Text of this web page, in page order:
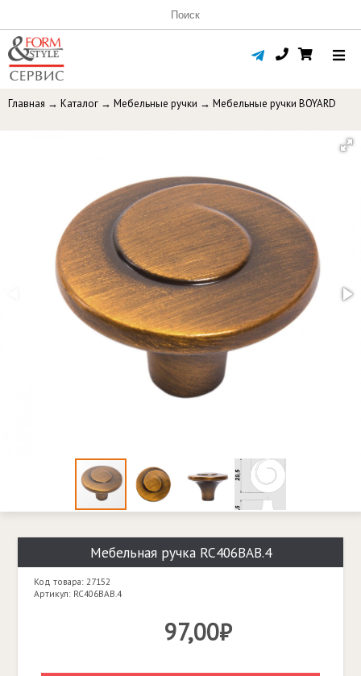
Главная → Каталог → Мебельные ручки → Мебельные ручки BOYARD
Мебельная ручка RC406BAB.4
Код товара: 27152
Артикул: RC406BAB.4
97,00₽